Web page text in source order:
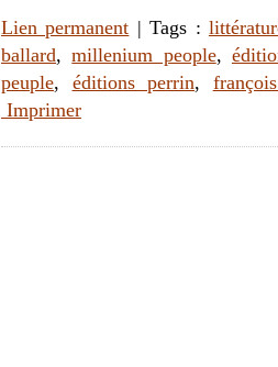
Lien permanent | Tags :
ballard,millenium people,
peuple, éditions perrin,
Imprimer